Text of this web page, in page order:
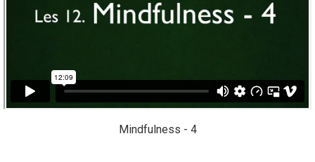
Mindfulness - 4